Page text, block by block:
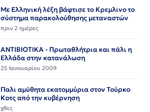
Με Ελληνική λέξη βάφτισε το Κρεμλινο το
σύστημα παρακολούθησης μεταναστών
πριν 2 ημέρες
ΑΝΤΙΒΙΟΤΙΚΑ - Πρωταθλήτρια και πάλι η
Ελλάδα στην κατανάλωση
25 Ιανουαρίου 2009
Παλι αμύθητα εκατομμύρια στον Τούρκο
Κοτς από την κυβέρνηση
χθες